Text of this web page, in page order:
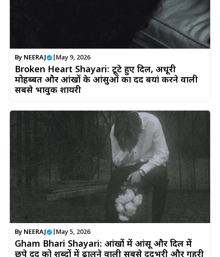
By NEERAJ May 9, 2026
Broken Heart Shayari: टूटे हुए दिल, अधूरी
मोहब्बत और आंखों के आंसुओं का दर्द बयां करने वाली
सबसे भावुक शायरी
By NEERAJ May 5, 2026
Gham Bhari Shayari: आंखों में आंसू और दिल में